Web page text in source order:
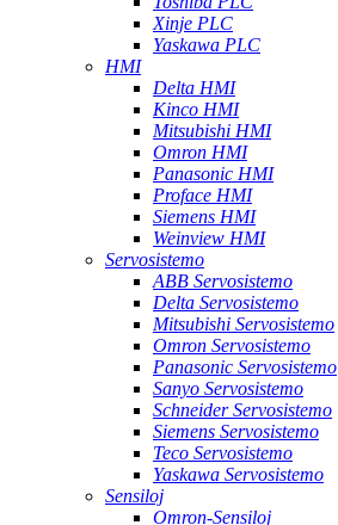
Xinje PLC
Yaskawa PLC
HMI
Delta HMI
Kinco HMI
Mitsubishi HMI
Omron HMI
Panasonic HMI
Proface HMI
Siemens HMI
Weinview HMI
Servosistemo
ABB Servosistemo
Delta Servosistemo
Mitsubishi Servosistemo
Omron Servosistemo
Panasonic Servosistemo
Sanyo Servosistemo
Schneider Servosistemo
Siemens Servosistemo
Teco Servosistemo
Yaskawa Servosistemo
Sensiloj
Omron-Sensiloj